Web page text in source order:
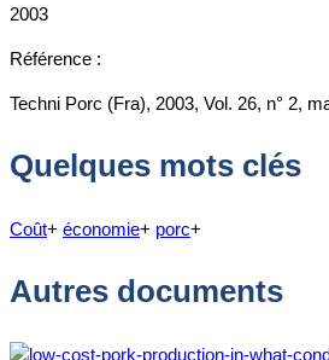
2003
Référence :
Techni Porc (Fra), 2003, Vol. 26, n° 2,
Quelques mots clés
Coût+ économie+ porc+
Autres documents